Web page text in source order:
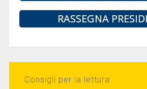
RASSEGNA
Consigli per la lettura